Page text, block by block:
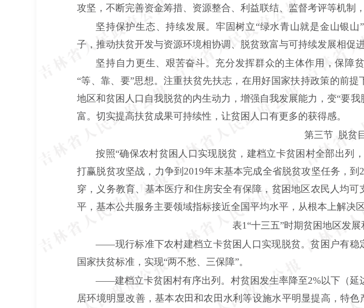
攻坚，不断完善资金筹措、资源整合、利益联结、监督考评等机制
坚持保护生态、持续发展。牢固树立“绿水青山就是金山银
子，推动扶贫开发与资源环境相协调、脱贫致富与可持续发展相促
坚持自力更生、艰苦奋斗。充分发挥群众的主体作用，保障
“等、靠、要”思想。注重扶贫先扶志，在用好国家扶持政策的前
地区和贫困人口自我脱贫的内生动力，增强自我发展能力，变“要
富。切实提高扶贫成果可持续性，让贫困人口有更多的获得感。
第三节脱贫
按照“确保农村贫困人口实现脱贫，建档立卡贫困村全部出列
打赢脱贫攻坚战，力争到2019年末基本完成全省脱贫攻坚任务，
穿，义务教育、基本医疗和住房安全有保障，贫困地区农民人均
平，基本公共服务主要领域指标接近全国平均水平，从根本上解决
表1“十三五”时期贫困地区发
——现行标准下农村建档立卡贫困人口实现脱贫。贫困户有稳
国家扶贫标准，实现“两不愁、三保障”。
——建档立卡贫困村有序出列。村贫困发生率降至2%以下（延
居环境明显改善，基本农田和农田水利等设施水平明显提高，特